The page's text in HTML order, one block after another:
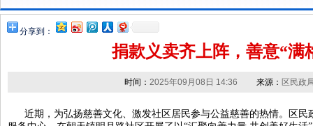
分享到：
捐款义卖齐上阵，善意“满
时间： 2025年09月08日 14:36 来源： 区民政
近期，为弘扬慈善文化、激发社区居民参与公益慈善的热情。区